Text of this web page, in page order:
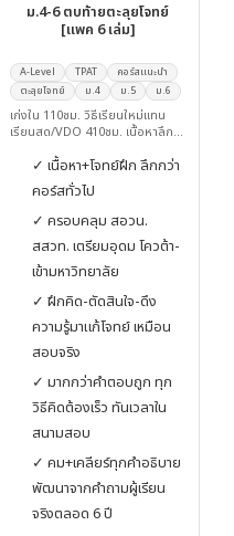
ม.4-6 ตบท้ายตะลุยโจทย์
[แพค 6 เล่ม]
A-Level TPAT
คอร์สแนะนำ
ตะลุยโจทย์
ม.4 ม.5 ม.6
เก่งใน 110ชม. วิธีเรียนใหม่แทน
เรียนสด/VDO 410ชม. เนื้อหาลึก
✓ เนื้อหา+โจทย์ฝึก ลึกกว่า
คอร์สทั่วไป
✓ ครอบคลุม สอวน.
สสวท. เตรียมอุดม โควต้า-
เข้ามหาวิทยาลัย
✓ ฝึกคิด-ตัดสินใจ-ดึง
ความรู้มาแก้โจทย์ เหมือน
สอบจริง
✓ มากกว่าคำตอบถูก ทุก
วิธีคิดต้องเร็ว ทันเวลาใน
สนามสอบ
✓ คม+เคลียร์ทุกคำอธิบาย
พัฒนาจากคำถามผู้เรียน
จริงตลอด 6 ปี